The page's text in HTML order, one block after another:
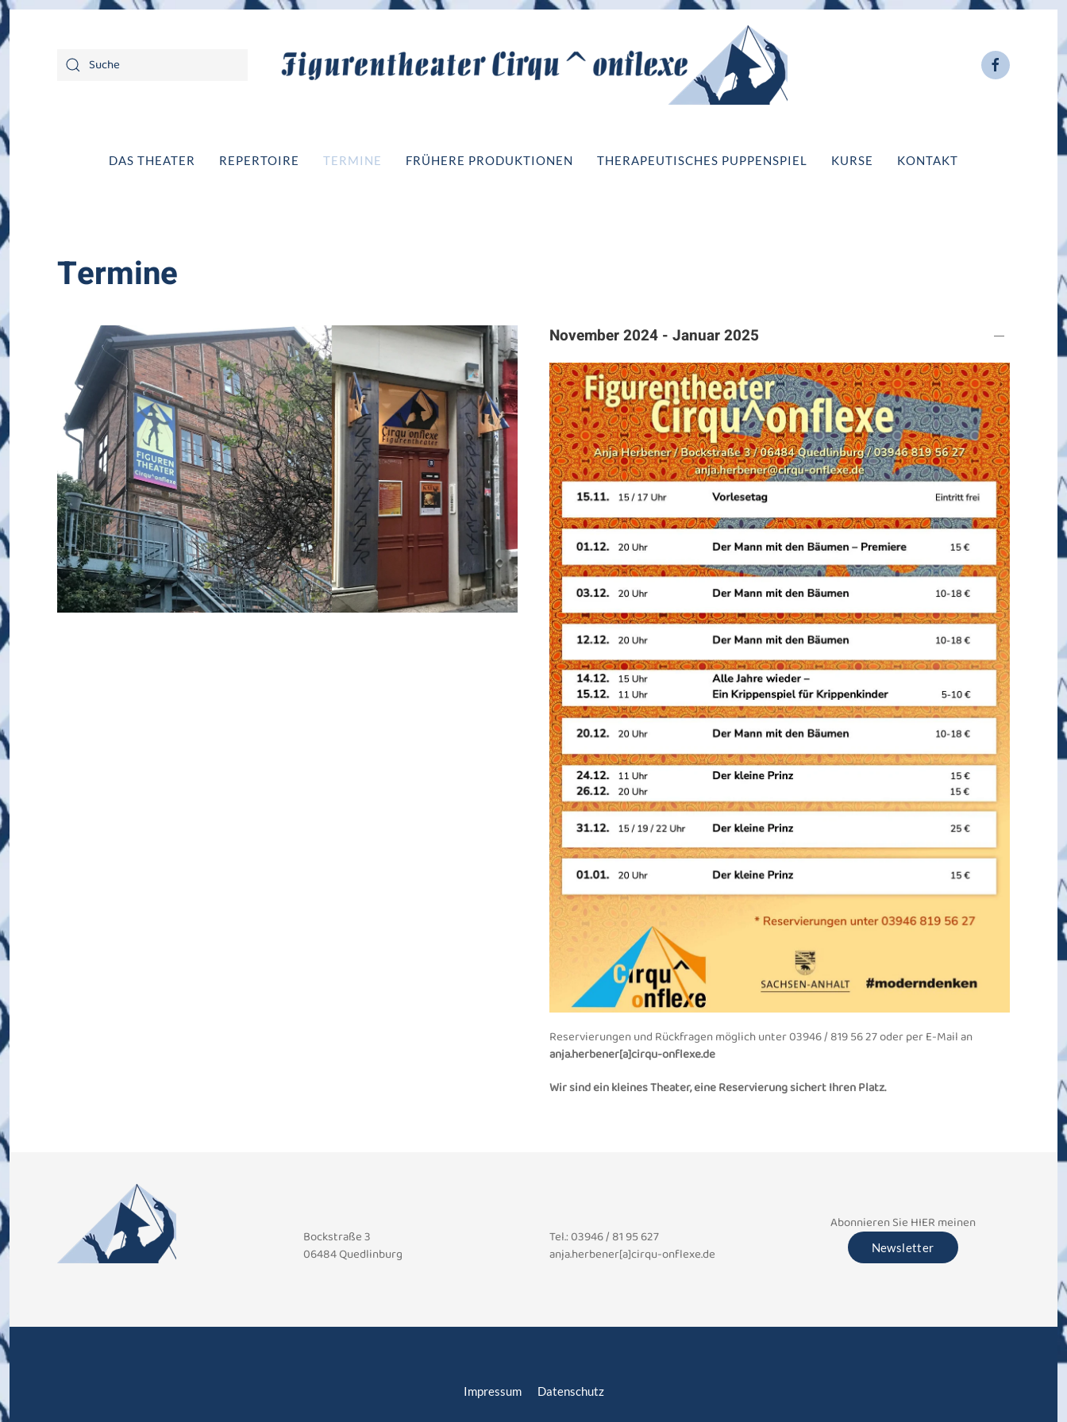
DAS THEATER REPERTOIRE TERMINE FRÜHERE PRODUKTIONEN THERAPEUTISCHES PUPPENSPIEL KURSE KONTAKT
Termine
November 2024 - Januar 2025
Reservierungen und Rückfragen möglich unter 03946 / 819 56 27 oder per E-Mail an
anja.herbener[a]cirqu-onflexe.de
Wir sind ein kleines Theater, eine Reservierung sichert Ihren Platz.
Bockstraße 3
06484 Quedlinburg
Tel.: 03946 / 81 95 627
anja.herbener[a]cirqu-onflexe.de
Abonnieren Sie HIER meinen
Newsletter
Impressum Datenschutz